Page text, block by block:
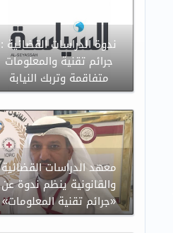
ندوة الدراسات القضائية :
جرائم تقنية والمعلومات
متفاقمة وتربك النيابة
معهد الدراسات القضائية
والقانونية ينظم ندوة عن
«جرائم تقنية المعلومات»